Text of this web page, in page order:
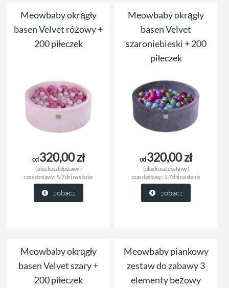
Meowbaby okrągły
basen Velvet różowy +
200 piłeczek
od320,00 zł
( pluskoszt dostawy)
czas dostawy: 5-7 dni na stanie
zobacz
Meowbaby okrągły
basen Velvet
szaroniebieski + 200
piłeczek
od320,00 zł
( pluskoszt dostawy)
czas dostawy: 5-7 dni na stanie
zobacz
Meowbaby okrągły
basen Velvet szary +
200 piłeczek
Meowbaby piankowy
zestaw do zabawy 3
elementy beżowy